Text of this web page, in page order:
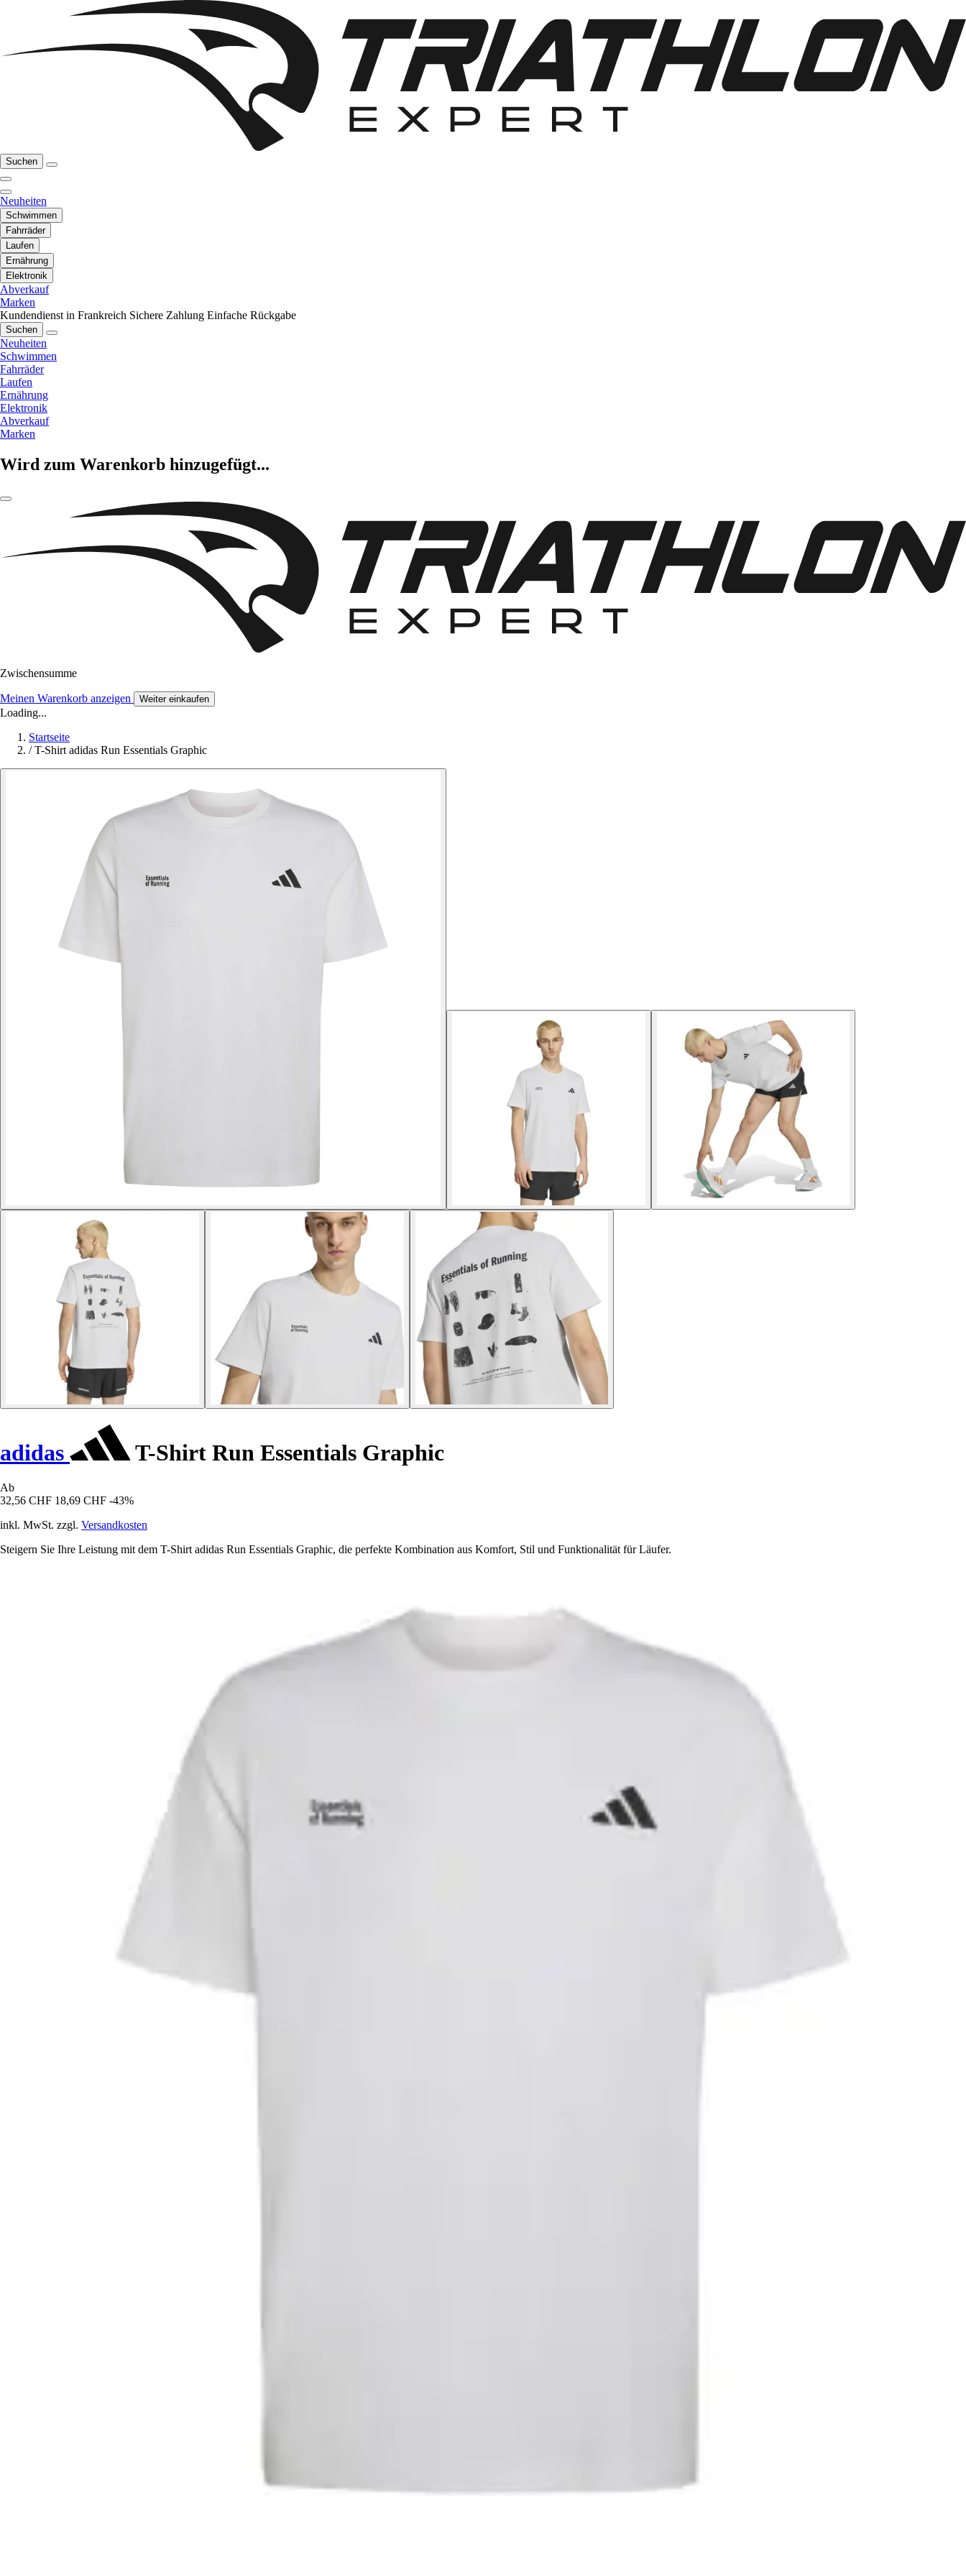
Suchen
Neuheiten
Schwimmen
Fahrräder
Laufen
Ernährung
Elektronik
Abverkauf
Marken
Kundendienst in Frankreich Sichere Zahlung Einfache Rückgabe
Suchen
Neuheiten
Schwimmen
Fahrräder
Laufen
Ernährung
Elektronik
Abverkauf
Marken
Wird zum Warenkorb hinzugefügt...
Zwischensumme
Meinen Warenkorb anzeigen Weiter einkaufen
Loading...
Startseite
/ T-Shirt adidas Run Essentials Graphic
adidas T-Shirt Run Essentials Graphic
Ab
32,56 CHF 18,69 CHF -43%
inkl. MwSt. zzgl. Versandkosten
Steigern Sie Ihre Leistung mit dem T-Shirt adidas Run Essentials Graphic, die perfekte Kombination aus Komfort, Stil und Funktionalität für Läufer.